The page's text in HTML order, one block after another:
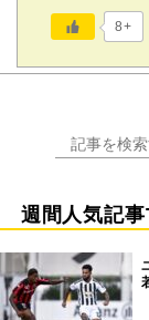
8+
週間人気記事